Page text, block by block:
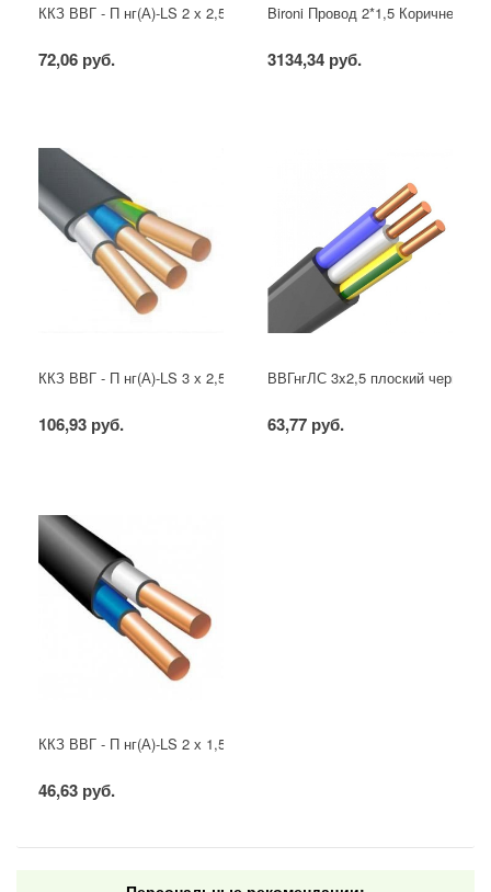
ККЗ ВВГ - П нг(А)-LS 2 х 2,5 ГОСТ
72,06 руб.
Bironi Провод 2*1,5 Коричневый
3134,34 руб.
ККЗ ВВГ - П нг(А)-LS 3 х 2,5 ГОСТ
106,93 руб.
ВВГнгЛС 3x2,5 плоский черный
63,77 руб.
ККЗ ВВГ - П нг(А)-LS 2 х 1,5 ГОСТ
46,63 руб.